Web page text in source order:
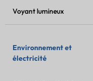
Voyant lumineux
Environnement et
électricité